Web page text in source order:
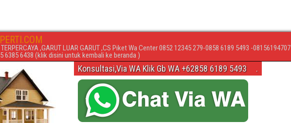
TERPERCAYA ,GARUT LUAR GARUT ,CS Piket Wa Center 0852 12345 279-0858 6189 5493 -08156194707
6385 6438 (klik disini untuk kembali ke beranda )
Konsultasi,Via WA Klik Gb WA +62858 6189 5493 .